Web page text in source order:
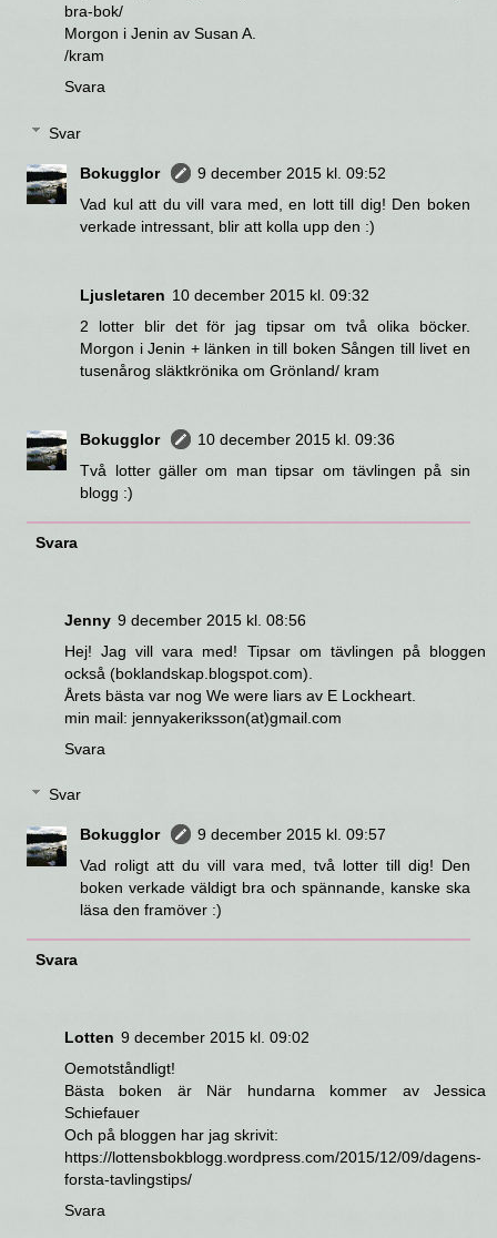
bra-bok/
Morgon i Jenin av Susan A.
/kram
Svara
Svar
Bokugglor
9 december 2015 kl. 09:52
Vad kul att du vill vara med, en lott till dig! Den boken
verkade intressant, blir att kolla upp den :)
Ljusletaren 10 december 2015 kl. 09:32
2 lotter blir det för jag tipsar om två olika böcker.
Morgon i Jenin + länken in till boken Sången till livet en
tusenårog släktkrönika om Grönland/ kram
Bokugglor
10 december 2015 kl. 09:36
Två lotter gäller om man tipsar om tävlingen på sin
blogg :)
Svara
Jenny 9 december 2015 kl. 08:56
Hej! Jag vill vara med! Tipsar om tävlingen på bloggen
också (boklandskap.blogspot.com).
Årets bästa var nog We were liars av E Lockheart.
min mail: jennyakeriksson(at)gmail.com
Svara
Svar
Bokugglor
9 december 2015 kl. 09:57
Vad roligt att du vill vara med, två lotter till dig! Den
boken verkade väldigt bra och spännande, kanske ska
läsa den framöver :)
Svara
Lotten 9 december 2015 kl. 09:02
Oemotståndligt!
Bästa boken är När hundarna kommer av Jessica
Schiefauer
Och på bloggen har jag skrivit:
https://lottensbokblogg.wordpress.com/2015/12/09/dagens-
forsta-tavlingstips/
Svara